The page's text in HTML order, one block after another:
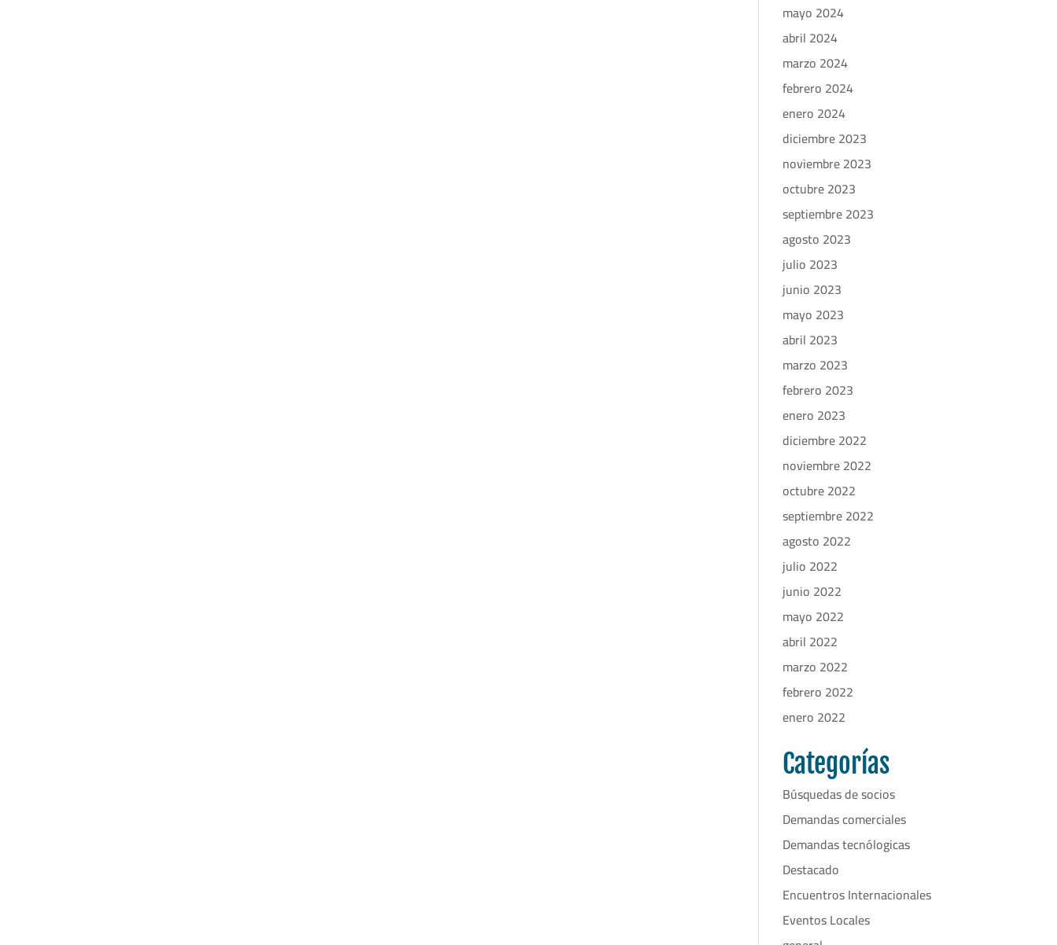
mayo 2024
abril 2024
marzo 2024
febrero 2024
enero 2024
diciembre 2023
noviembre 2023
octubre 2023
septiembre 2023
agosto 2023
julio 2023
junio 2023
mayo 2023
abril 2023
marzo 2023
febrero 2023
enero 2023
diciembre 2022
noviembre 2022
octubre 2022
septiembre 2022
agosto 2022
julio 2022
junio 2022
mayo 2022
abril 2022
marzo 2022
febrero 2022
enero 2022
Categorías
Búsquedas de socios
Demandas comerciales
Demandas tecnólogicas
Destacado
Encuentros Internacionales
Eventos Locales